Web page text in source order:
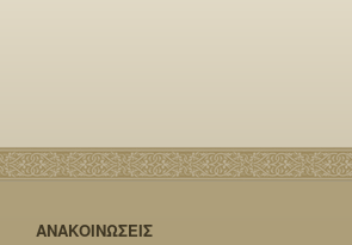
ΑΝΑΚΟΙΝΩΣΕΙΣ